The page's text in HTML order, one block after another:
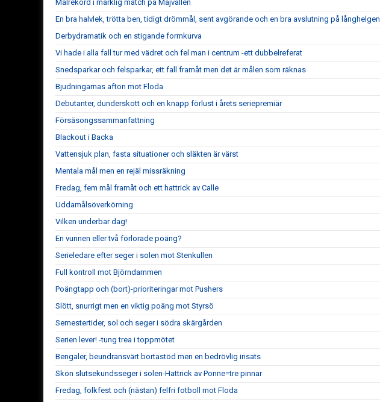
Målrekord i märklig match på Majvallen
En bra halvlek, trötta ben, tidigt drömmål, sent avgörande och en bra avslutning på långhelgen
Derbydramatik och en stigande formkurva
Vi hade i alla fall tur med vädret och fel man i centrum -ett dubbelreferat
Snedsparkar och felsparkar, ett fall framåt men det är målen som räknas
Bjudningarnas afton mot Floda
Debutanter, dunderskott och en knapp förlust i årets seriepremiär
Försäsongssammanfattning
Blackout i Backa
Vattensjuk plan, fasta situationer och släkten är värst
Mentala mål men en rejäl missräkning
Fredag, fem mål framåt och ett hattrick av Calle
Uddamålsöverkörning
Vilken underbar dag!
En vunnen eller två förlorade poäng?
Serieledare efter seger i solen mot Stenkullen
Full kontroll mot Björndammen
Poängtapp och (bort)-prioriteringar mot Pushers
Slött, snurrigt men en viktig poäng mot Styrsö
Semestertider, sol och seger i södra skärgården
Serien lever! -tung trea i toppmötet
Bengaler, beundransvärt bortastöd men en bedrövlig insats
Skön slutsekundsseger i solen-Hattrick av Ponne=tre pinnar
Fredag, folkfest och (nästan) felfri fotboll mot Floda